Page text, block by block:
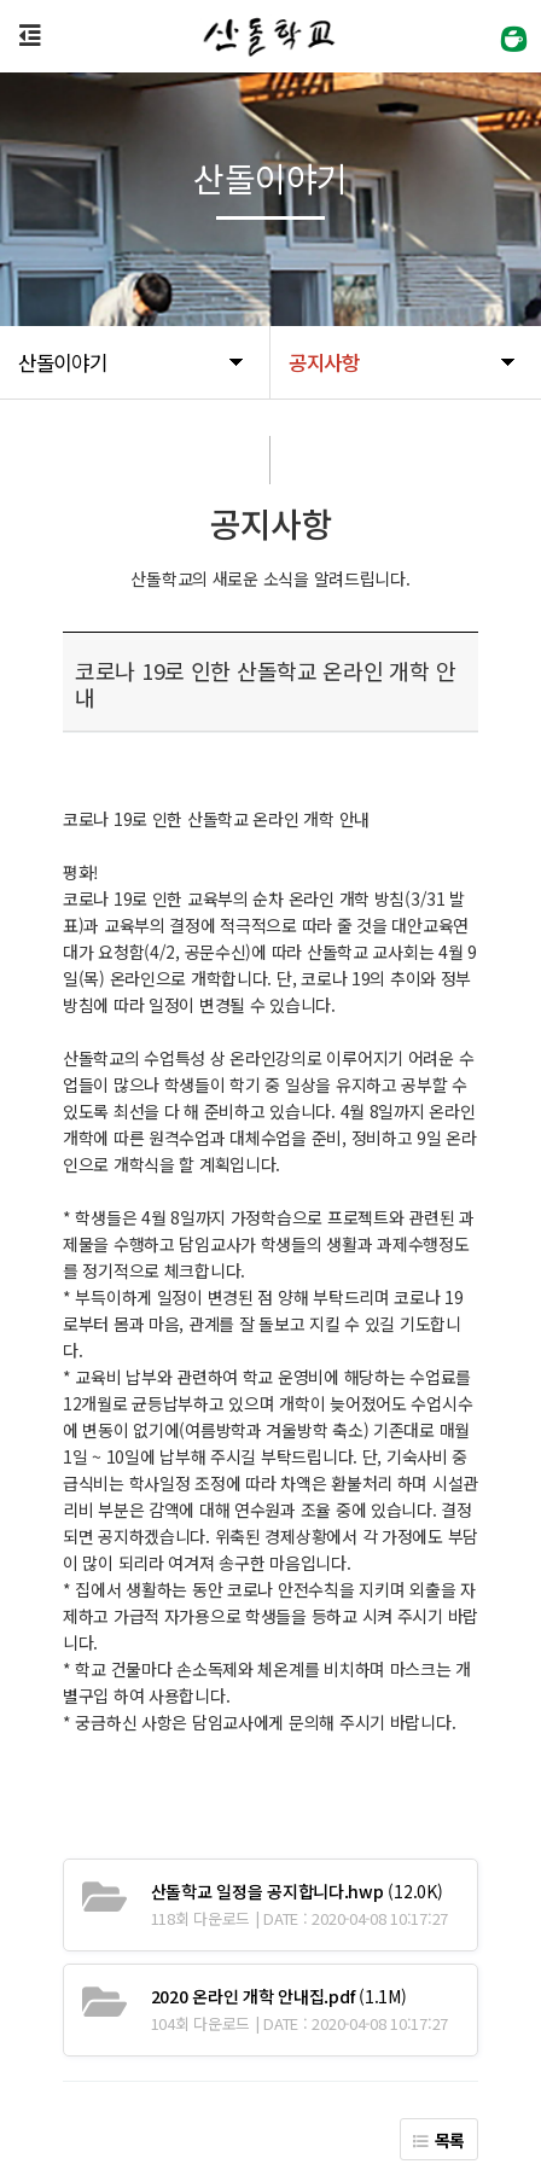
산돌이야기 공지사항
산돌이야기
공지사항
산돌학교의 새로운 소식을 알려드립니다.
코로나 19로 인한 산돌학교 온라인 개학 안
내
코로나 19로 인한 산돌학교 온라인 개학 안내
평화!
코로나 19로 인한 교육부의 순차 온라인 개학 방침(3/31 발
표)과 교육부의 결정에 적극적으로 따라 줄 것을 대안교육연
대가 요청함(4/2, 공문수신)에 따라 산돌학교 교사회는 4월 9
일(목) 온라인으로 개학합니다. 단, 코로나 19의 추이와 정부
방침에 따라 일정이 변경될 수 있습니다.
산돌학교의 수업특성 상 온라인강의로 이루어지기 어려운 수
업들이 많으나 학생들이 학기 중 일상을 유지하고 공부할 수
있도록 최선을 다 해 준비하고 있습니다. 4월 8일까지 온라인
개학에 따른 원격수업과 대체수업을 준비, 정비하고 9일 온라
인으로 개학식을 할 계획입니다.
* 학생들은 4월 8일까지 가정학습으로 프로젝트와 관련된 과
제물을 수행하고 담임교사가 학생들의 생활과 과제수행정도
를 정기적으로 체크합니다.
* 부득이하게 일정이 변경된 점 양해 부탁드리며 코로나 19
로부터 몸과 마음, 관계를 잘 돌보고 지킬 수 있길 기도합니
다.
* 교육비 납부와 관련하여 학교 운영비에 해당하는 수업료를
12개월로 균등납부하고 있으며 개학이 늦어졌어도 수업시수
에 변동이 없기에(여름방학과 겨울방학 축소) 기존대로 매월
1일 ~ 10일에 납부해 주시길 부탁드립니다. 단, 기숙사비 중
급식비는 학사일정 조정에 따라 차액은 환불처리 하며 시설관
리비 부분은 감액에 대해 연수원과 조율 중에 있습니다. 결정
되면 공지하겠습니다. 위축된 경제상황에서 각 가정에도 부담
이 많이 되리라 여겨져 송구한 마음입니다.
* 집에서 생활하는 동안 코로나 안전수칙을 지키며 외출을 자
제하고 가급적 자가용으로 학생들을 등하교 시켜 주시기 바랍
니다.
* 학교 건물마다 손소독제와 체온계를 비치하며 마스크는 개
별구입 하여 사용합니다.
* 궁금하신 사항은 담임교사에게 문의해 주시기 바랍니다.
산돌학교 일정을 공지합니다.hwp (12.0K)
118회 다운로드 | DATE : 2020-04-08 10:17:27
2020 온라인 개학 안내집.pdf(1.1M)
104회 다운로드 | DATE : 2020-04-08 10:17:27
목록